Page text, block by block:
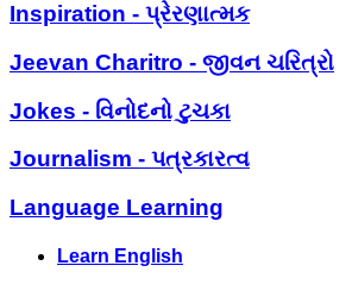
Inspiration - પ્રેરણાત્મક
Jeevan Charitro - જીવન ચરિત્રો
Jokes - વિનોદનો ટુચકા
Journalism - પત્રકારત્વ
Language Learning
Learn English